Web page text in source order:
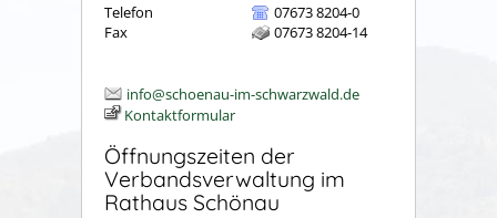
Telefon
07673 8204-0
Fax
07673 8204-14
info@schoenau-im-schwarzwald.de
Kontaktformular
Öffnungszeiten der
Verbandsverwaltung im
Rathaus Schönau